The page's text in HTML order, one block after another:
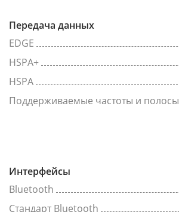
Передача данных
EDGE
HSPA+
HSPA
Поддерживаемые частоты и полосы
Интерфейсы
Bluetooth
Стандарт Bluetooth